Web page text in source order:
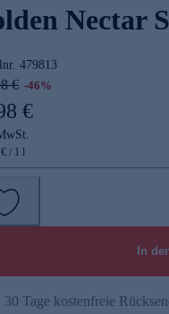
Nectar
479813
€ -46%
€
/ 1 l
In
30 Tage kostenfreie